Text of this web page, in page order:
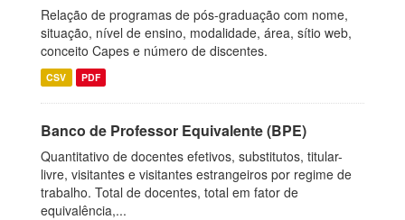
Relação de programas de pós-graduação com nome,
situação, nível de ensino, modalidade, área, sítio web,
conceito Capes e número de discentes.
CSV PDF
Banco de Professor Equivalente (BPE)
Quantitativo de docentes efetivos, substitutos, titular-
livre, visitantes e visitantes estrangeiros por regime de
trabalho. Total de docentes, total em fator de
equivalência,...